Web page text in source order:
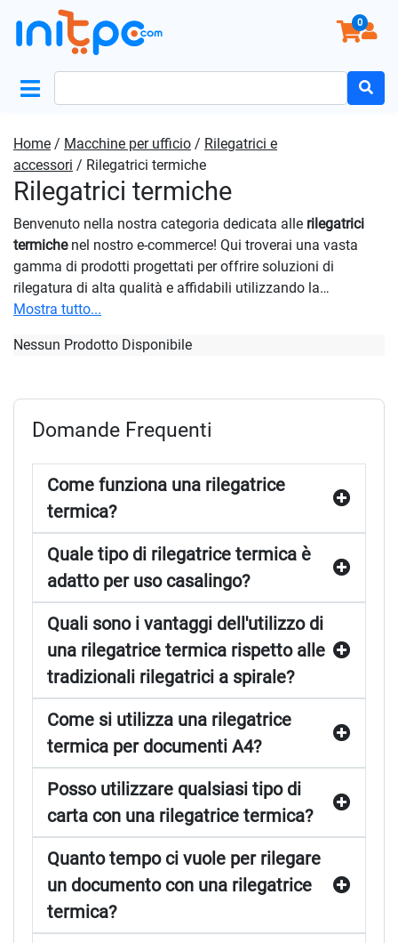
0
Home / Macchine per ufficio / Rilegatrici e
accessori / Rilegatrici termiche
Rilegatrici termiche
Benvenuto nella nostra categoria dedicata alle rilegatrici
termichenel nostro e-commerce! Qui troverai una vasta
gamma di prodotti progettati per offrire soluzioni di
rilegatura di alta qualità e affidabili utilizzando la
tecnologia termica. Le nostre soluzioni sono ideali per chi
documenti, manuali, rapporti e altro ancora. Utilizzando il
offrono una legatura sicura e resistente che mantiene i tuoi
progetti personali o professionali, troverai il prodotto
rilegatrici termichee scopri perché siamo la destinazione
preferita per professionisti e appassionati di rilegatura. Con
la nostra combinazione di qualità, prestazioni e
convenienza, hai tutto il necessario per portare i tuoi
progetti al livello successivo.
Mostra tutto...
Nessun Prodotto Disponibile
Domande Frequenti
Come funziona una rilegatrice
termica?
Quale tipo di rilegatrice termica è
adatto per uso casalingo?
Quali sono i vantaggi dell'utilizzo di
una rilegatrice termica rispetto alle
tradizionali rilegatrici a spirale?
Come si utilizza una rilegatrice
termica per documenti A4?
Posso utilizzare qualsiasi tipo di
carta con una rilegatrice termica?
Quanto tempo ci vuole per rilegare
un documento con una rilegatrice
termica?